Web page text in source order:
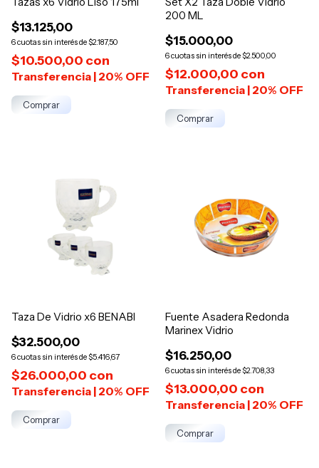
$13.125,00
6 $2.187,50
$10.500,00 con
200 ML
$15.000,00
6 $2.500,00
$12.000,00 con
Taza De Vidrio x6 BENABI
$32.500,00
6 $5.416,67
$26.000,00 con
Fuente Asadera Redonda
Marinex Vidrio
$16.250,00
6 $2.708,33
$13.000,00 con